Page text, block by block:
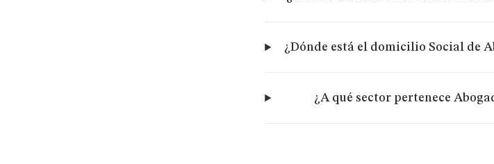
¿Dónde está el domicilio Social de
¿A qué sector pertenece